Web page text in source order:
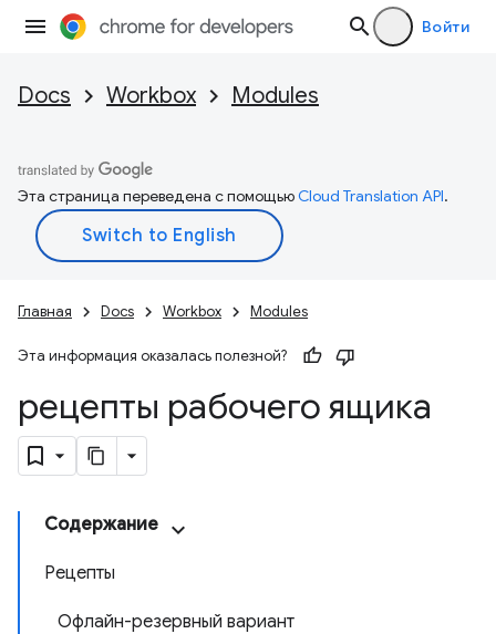
Войти
Docs Workbox Modules
Эта страница переведена с помощьюCloud Translation API.
Главная Docs Workbox Modules
Эта информация оказалась полезной?
рецепты рабочего ящика
Содержание
Рецепты
Офлайн-резервный вариант